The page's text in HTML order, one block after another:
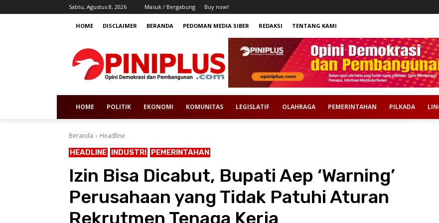
Sabtu, Agustus 8, 2026 Masuk / Bergabung Buy now!
HOME DISCLAIMER BERANDA PEDOMAN MEDIA SIBER REDAKSI TENTANG KAMI
HOME POLITIK EKONOMI KOMUNITAS LEGISLATIF OLAHRAGA PEMERINTAHAN PILKADA
Beranda Headline
HEADLINE INDUSTRI PEMERINTAHAN
Izin Bisa Dicabut, Bupati Aep ‘Warning’
Perusahaan yang Tidak Patuhi Aturan
Rekrutmen Tenaga Kerja